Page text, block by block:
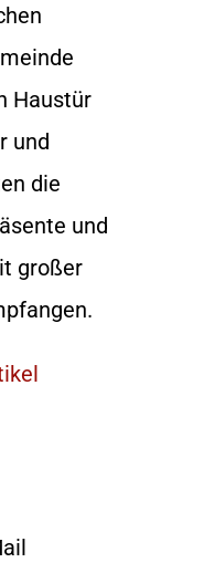
Haustür
und
die
und
großer